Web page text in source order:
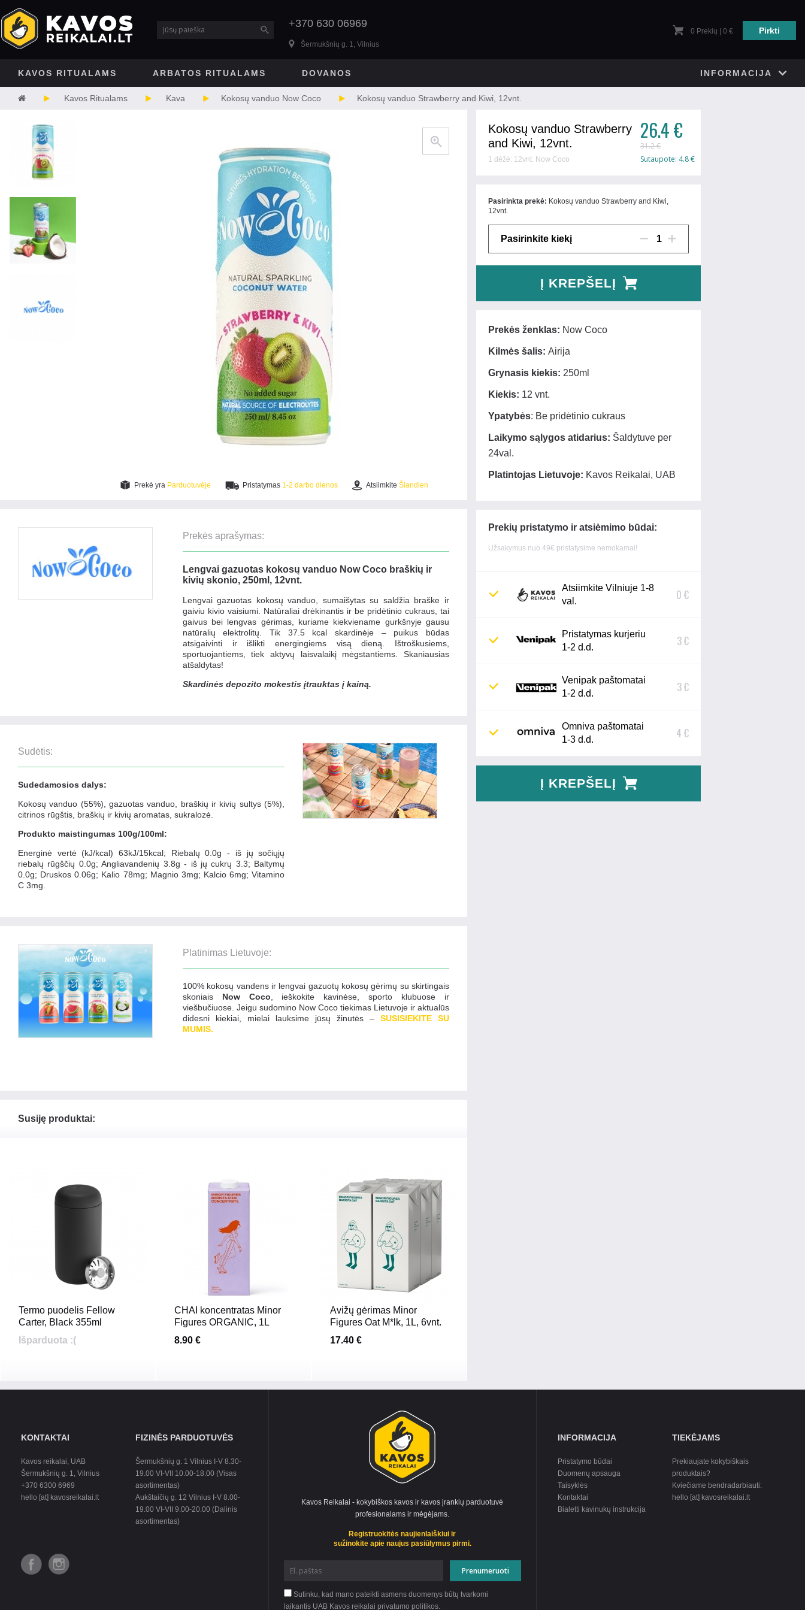
+370 630 06969
Šermukšnių g. 1, Vilnius
0 Prekių | 0 € Pirkti
KAVOS RITUALAMS ARBATOS RITUALAMS DOVANOS INFORMACIJA
Kavos Ritualams Kava Kokosų vanduo Now Coco Kokosų vanduo Strawberry and Kiwi, 12vnt.
Prekė yra Parduotuvėje Pristatymas 1-2 darbo dienos Atsiimkite Šiandien
Prekės aprašymas:
Lengvai gazuotas kokosų vanduo Now Coco braškių ir
kivių skonio, 250ml, 12vnt.
Lengvai gazuotas kokosų vanduo, sumaišytas su saldžia braške ir
gaiviu kivio vaisiumi. Natūraliai drėkinantis ir be pridėtinio cukraus, tai
gaivus bei lengvas gėrimas, kuriame kiekviename gurkšnyje gausu
natūralių elektrolitų. Tik 37.5 kcal skardinėje – puikus būdas
atsigaivinti ir išlikti energingiems visą dieną. Ištroškusiems,
sportuojantiems, tiek aktyvų laisvalaikį mėgstantiems. Skaniausias
atšaldytas!
Skardinės depozito mokestis įtrauktas į kainą.
Sudėtis:
Sudedamosios dalys:
Kokosų vanduo (55%), gazuotas vanduo, braškių ir kivių sultys (5%),
citrinos rūgštis, braškių ir kivių aromatas, sukralozė.
Produkto maistingumas 100g/100ml:
Energinė vertė (kJ/kcal) 63kJ/15kcal; Riebalų 0.0g - iš jų sočiųjų
riebalų rūgščių 0.0g; Angliavandenių 3.8g - iš jų cukrų 3.3; Baltymų
0.0g; Druskos 0.06g; Kalio 78mg; Magnio 3mg; Kalcio 6mg; Vitamino
C 3mg.
Platinimas Lietuvoje:
100% kokosų vandens ir lengvai gazuotų kokosų gėrimų su skirtingais
skoniais Now Coco, ieškokite kavinėse, sporto klubuose ir
viešbučiuose. Jeigu sudomino Now Coco tiekimas Lietuvojeir aktualūs
didesni kiekiai, mielai lauksime jūsų žinutės – SUSISIEKITE SU
MUMIS.
Susiję produktai:
Termo puodelis Fellow
Carter, Black 355ml
Išparduota :(
CHAI koncentratas Minor
Figures ORGANIC, 1L
8.90 €
Avižų gėrimas Minor
Figures Oat M*lk, 1L, 6vnt.
17.40 €
Kokosų vanduo Strawberry
and Kiwi, 12vnt.
1 dėžė: 12vnt. Now Coco
26.4 €
31.2 €
Sutaupote: 4.8 €
Pasirinkta prekė: Kokosų vanduo Strawberry and Kiwi,
12vnt.
Pasirinkite kiekį 1
Į KREPŠELĮ
Prekės ženklas: Now Coco
Kilmės šalis: Airija
Grynasis kiekis: 250ml
Kiekis: 12 vnt.
Ypatybės: Be pridėtinio cukraus
Laikymo sąlygos atidarius: Šaldytuve per
24val.
Platintojas Lietuvoje: Kavos Reikalai, UAB
Prekių pristatymo ir atsiėmimo būdai:
Užsakymus nuo 49€ pristatysime nemokamai!
Atsiimkite Vilniuje 1-8
val.
0 €
Pristatymas kurjeriu
1-2 d.d.
3 €
Venipak paštomatai
1-2 d.d.
3 €
Omniva paštomatai
1-3 d.d.
4 €
Į KREPŠELĮ
KONTAKTAI
Kavos reikalai, UAB
Šermukšnių g. 1, Vilnius
+370 6300 6969
hello [at] kavosreikalai.lt
FIZINĖS PARDUOTUVĖS
Šermukšnių g. 1 Vilnius I-V 8.30-
19.00 VI-VII 10.00-18.00 (Visas
asortimentas)
Aukštaičių g. 12 Vilnius I-V 8.00-
19.00 VI-VII 9.00-20.00 (Dalinis
asortimentas)
Kavos Reikalai - kokybiškos kavos ir kavos įrankių parduotuvė
profesionalams ir mėgėjams.
Registruokitės naujienlaiškiui ir
sužinokite apie naujus pasiūlymus pirmi.
Sutinku, kad mano pateikti asmens duomenys būtų tvarkomi
laikantis UAB Kavos reikalai privatumo politikos.
INFORMACIJA
Pristatymo būdai
Duomenų apsauga
Taisyklės
Kontaktai
Bialetti kavinukų instrukcija
TIEKĖJAMS
Prekiaujate kokybiškais
produktais?
Kviečiame bendradarbiauti:
hello [at] kavosreikalai.lt